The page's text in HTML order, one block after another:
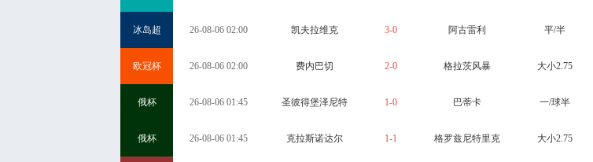
冰岛超 26-08-06 02:00 凯夫拉维克 3-0 阿古雷利 平/半
欧冠杯 26-08-06 02:00 费内巴切 2-0 格拉茨风暴 大小2.75
俄杯 26-08-06 01:45 圣彼得堡泽尼特 1-0 巴蒂卡 一/球半
俄杯 26-08-06 01:45 克拉斯诺达尔 1-1 格罗兹尼特里克 大小2.75